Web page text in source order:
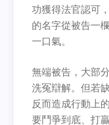
功獲得法官認可
的名字從被告一
一口氣。
無端被告，大部
洗冤辯解。但若
反而造成行動上
要鬥爭到底、打